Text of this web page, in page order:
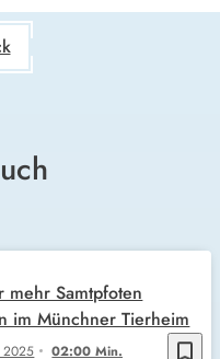
bookmark_border
02:00 Min.
mehr Samtpfoten
im Münchner Tierheim